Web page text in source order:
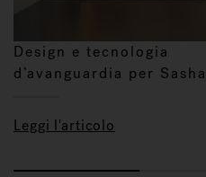
Design e tecnologia
d’avanguardia per Sasha
Leggi l'articolo